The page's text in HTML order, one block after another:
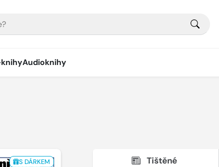
Audioknihy
S DÁRKEM Tištěné